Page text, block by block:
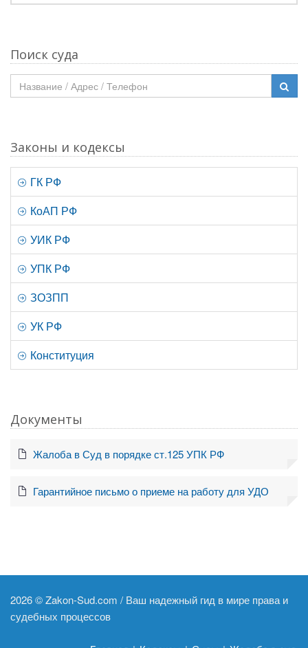
Поиск суда
Законы и кодексы
ГК РФ
КоАП РФ
УИК РФ
УПК РФ
ЗОЗПП
УК РФ
Конституция
Документы
Жалоба в Суд в порядке ст.125 УПК РФ
Гарантийное письмо о приеме на работу для УДО
2026 ©Zakon-Sud.com / Ваш надежный гид в мире права и
судебных процессов